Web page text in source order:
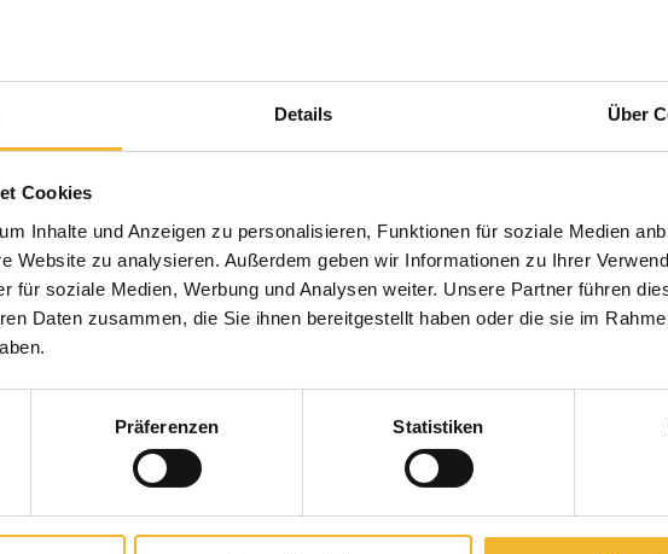
Details Über
Cookies
Inhalte und Anzeigen zu personalisieren, Funktionen für soziale Medien
Website zu analysieren. Außerdem geben wir Informationen zu Ihrer
für soziale Medien, Werbung und Analysen weiter. Unsere Partner führen
Daten zusammen, die Sie ihnen bereitgestellt haben oder die sie im
Präferenzen Statistiken